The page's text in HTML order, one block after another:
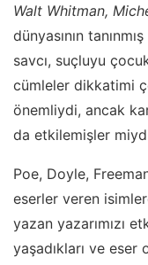
Walt Whitman,
dünyasının
savcı, suçluyu
cümleler dikkatimi
önemliydi, ancak
da etkilemişler
Poe, Doyle,
eserler veren
yazan yazarımızı
yaşadıkları ve eser